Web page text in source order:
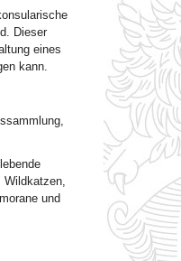
Dieser
eines
kann.
Wildkatzen,
und